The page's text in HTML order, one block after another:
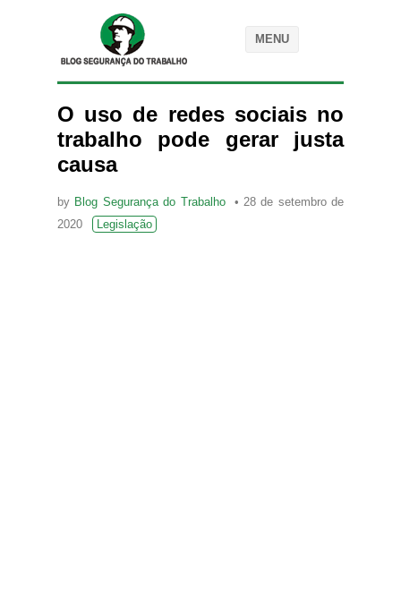
MENU
O uso de redes sociais no
trabalho pode gerar justa
causa
by Blog Segurança do Trabalho
28 de setembro de
2020
Legislação